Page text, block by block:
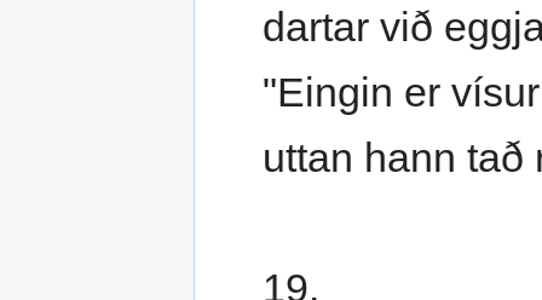
dartar við
"Eingin er
uttan hann tað
19.